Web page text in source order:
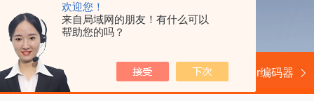
欢迎您！
来自局域网的朋友！有什么可以
帮助您的吗？
首页 产品中心 kubler编码器